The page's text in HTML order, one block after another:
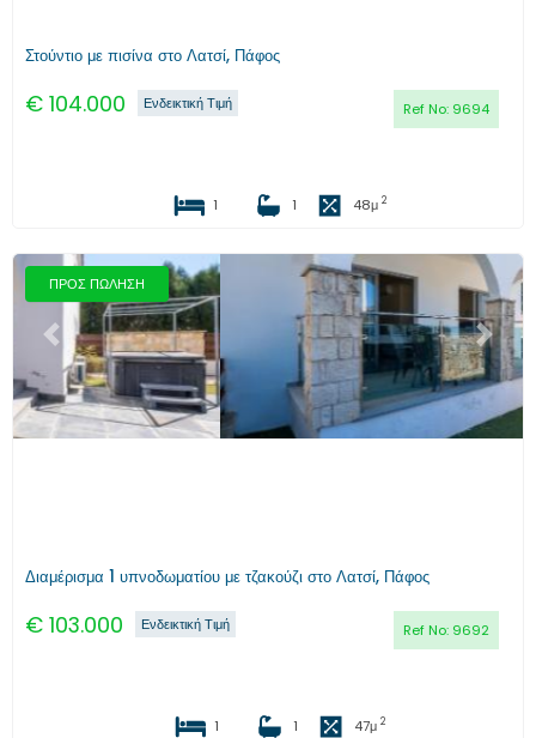
Στούντιο με πισίνα στο Λατσί, Πάφος
€ 104.000 Ref No: 9694
Ενδεικτική Τιμή
1 1 48μ 2
ΠΡΟΣ ΠΩΛΗΣΗ
Προηγούμενο Επόμενο
Διαμέρισμα 1 υπνοδωματίου με τζακούζι στο Λατσί, Πάφος
€ 103.000 Ref No: 9692
Ενδεικτική Τιμή
1 1 47μ 2